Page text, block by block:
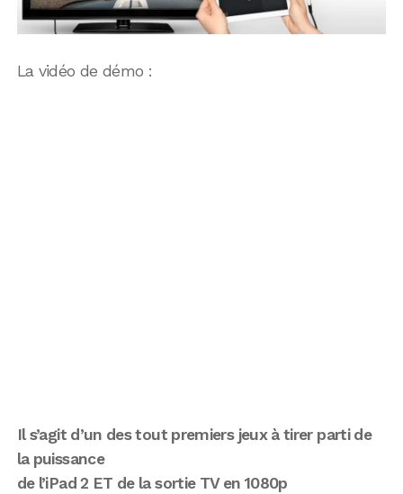
La vidéo de démo :
Il s’agit d’un des tout premiers jeux à tirer parti de
la puissance
de l’iPad 2 ET de la sortie TV en 1080p